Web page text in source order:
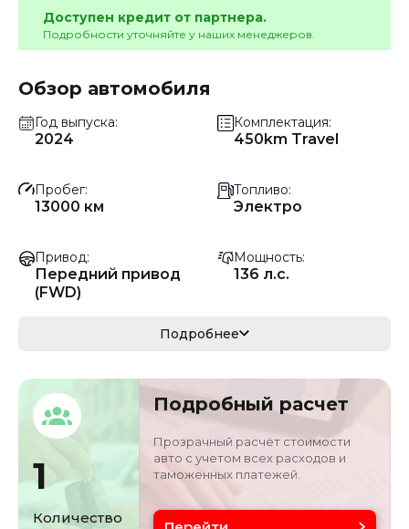
Доступен кредит от партнера.
Подробности уточняйте у наших менеджеров.
Обзор автомобиля
Год выпуска
2024
Комплектация
450km Travel
Пробег
13000 км
Топливо
Электро
Привод
Передний привод
(FWD)
Мощность
136 л.с.
100 кВ
Кузов
седан
LFPHC7CE6R2A1646
Объём двигателя
0 л
Цвет
Подробнее
1
Количество
Подробный расчет
Прозрачный расчёт стоимости
авто с учетом всех расходов и
таможенных платежей.